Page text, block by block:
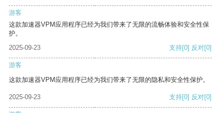
游客
这款加速器VPM应用程序已经为我们带来了无限的流畅体验和安全性保
护。
2025-09-23
支持[0] 反对[0]
游客
这款加速器VPM应用程序已经为我们带来了无限的隐私和安全性保护。
2025-09-23 支持[0] 反对[0]